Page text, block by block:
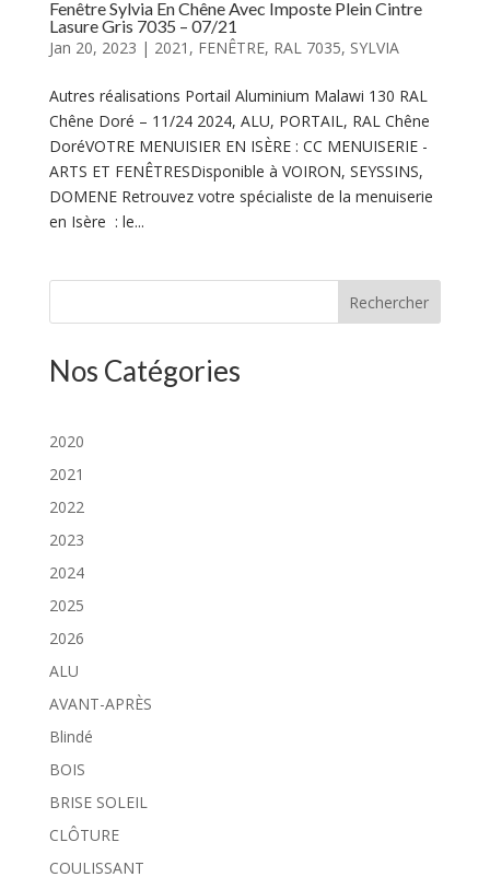
Fenêtre Sylvia En Chêne Avec Imposte Plein Cintre
Lasure Gris 7035 – 07/21
Jan 20, 2023 | 2021 , FENÊTRE, RAL 7035, SYLVIA
Autres réalisations Portail Aluminium Malawi 130 RAL
Chêne Doré – 11/24 2024, ALU, PORTAIL, RAL Chêne
DoréVOTRE MENUISIER EN ISÈRE : CC MENUISERIE -
ARTS ET FENÊTRESDisponible à VOIRON, SEYSSINS,
DOMENE Retrouvez votre spécialiste de la menuiserie
en Isère : le...
Rechercher
Nos Catégories
2020
2021
2022
2023
2024
2025
2026
ALU
AVANT-APRÈS
Blindé
BOIS
BRISE SOLEIL
CLÔTURE
COULISSANT